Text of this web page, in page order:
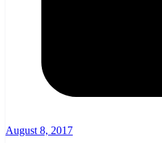
August 8, 2017